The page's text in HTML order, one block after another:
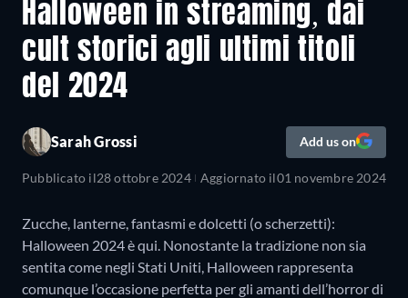
Halloween in streaming, dai
cult storici agli ultimi titoli
del 2024
Sarah Grossi Add us on
Pubblicato il28 ottobre 2024 Aggiornato il01 novembre 2024
Zucche, lanterne, fantasmi e dolcetti (o scherzetti):
Halloween 2024 è qui. Nonostante la tradizione non sia
sentita come negli Stati Uniti, Halloween rappresenta
comunque l’occasione perfetta per gli amanti dell’horror di